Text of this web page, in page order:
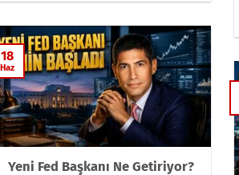
Yeni Fed Başkanı Ne Getiriyor?
18
Haz